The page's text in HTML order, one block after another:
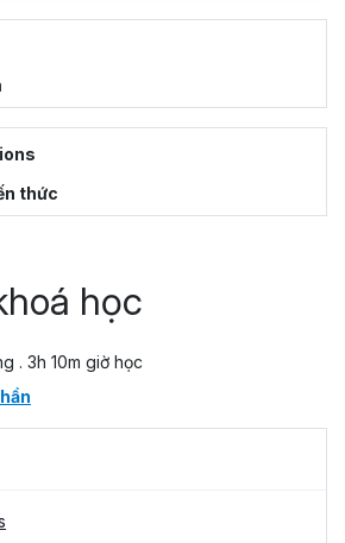
thức
học
. 3h 10m giờ học